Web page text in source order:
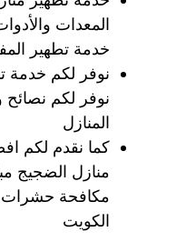
المعدات
خدمة تطهير
نوفر لكم خدمة
نوفر لكم
المنازل
كما نقدم لكم
منازل الضجيج
مكافحة
الكويت